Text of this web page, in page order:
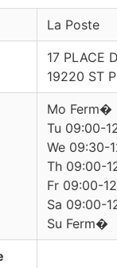
La Poste
17 PLACE
19220 ST
Mo Ferm�
Tu 09:00-
We 09:30-
Th 09:00-
Fr 09:00-
Sa 09:00-
Su Ferm�